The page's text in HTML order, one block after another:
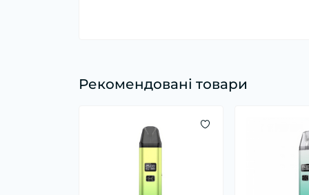
Рекомендовані товари